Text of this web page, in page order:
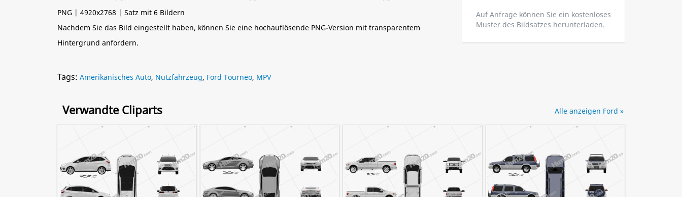
PNG | 4920x2768 | Satz mit 6 Bildern
Nachdem Sie das Bild eingestellt haben, können Sie eine hochauflösende PNG-Version mit transparentem
Hintergrund anfordern.
Auf Anfrage können Sie ein kostenloses
Muster des Bildsatzes herunterladen.
Tags: Amerikanisches Auto, Nutzfahrzeug, Ford Tourneo, MPV
Verwandte Cliparts Alle anzeigen Ford »